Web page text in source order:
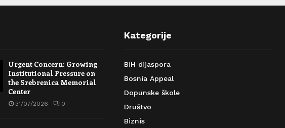
Urgent Concern: Growing
Institutional Pressure on
the Srebrenica Memorial
Center
31/07/2026 0
Kategorije
BiH dijaspora
Bosnia Appeal
Dopunske škole
Društvo
Biznis